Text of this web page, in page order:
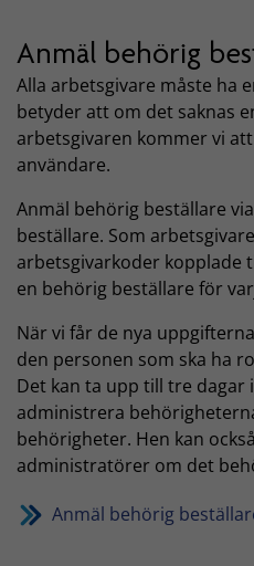
Anmäl behörig
Alla arbetsgivare måste ha
betyder att om det saknas
arbetsgivaren kommer vi
användare.
Anmäl behörig beställare
beställare. Som
arbetsgivarkoder kopplade
en behörig beställare för
När vi får de nya
den personen som ska ha
Det kan ta upp till tre dagar
administrera
behörigheter. Hen kan
administratörer om det
Anmäl behörig